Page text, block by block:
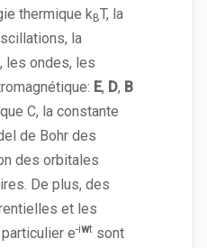
thermique kBT, la
la
les ondes, les
E, D, B
C, la constante
de Bohr des
des orbitales
De plus, des
et les
e-iwt sont